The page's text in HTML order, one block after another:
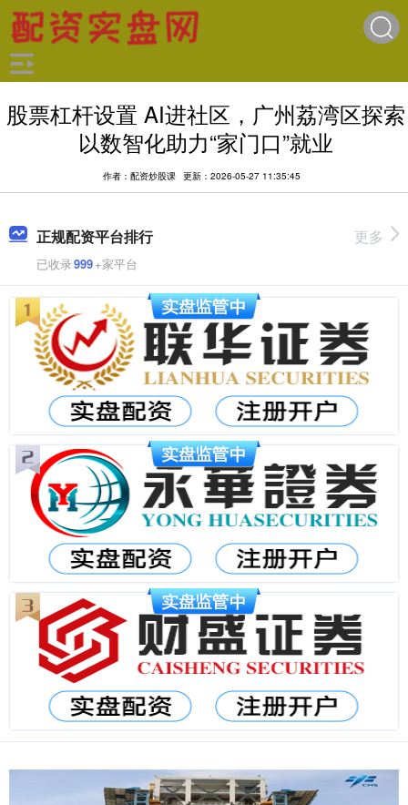
股票杠杆设置 AI进社区，广州荔湾区探索
以数智化助力“家门口”就业
作者：配资炒股课 更新：2026-05-27 11:35:45
正规配资平台排行
已收录999+家平台
更多